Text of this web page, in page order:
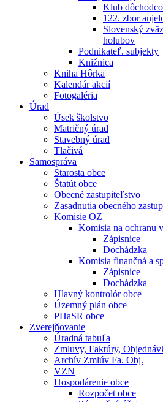
Klub
122. zbor
Slovenský
holubov
Podnikateľ. subjekty
Knižnica
Kniha Hôrka
Kalendár akcií
Fotogaléria
Úrad
Úsek školstvo
Matričný úrad
Stavebný úrad
Tlačivá
Samospráva
Starosta obce
Štatút obce
Obecné zastupiteľstvo
Zasadnutia obecného
Komisie OZ
Komisia na ochranu
Zápisnice
Dochádzka
Komisia finančná a
Zápisnice
Dochádzka
Hlavný kontrolór obce
Územný plán obce
PHaSR obce
Zverejňovanie
Úradná tabuľa
Zmluvy, Faktúry,
Archív Zmlúv Fa. Obj.
VZN
Hospodárenie obce
Rozpočet obce